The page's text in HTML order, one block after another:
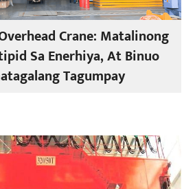
Crane: Matalinong
Sa Enerhiya, At Binuo
Tagumpay